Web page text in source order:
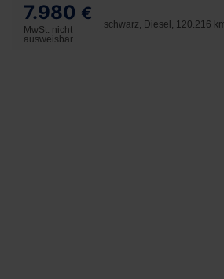
7.980 €
MwSt. nicht
ausweisbar
schwarz, Diesel, 120.216